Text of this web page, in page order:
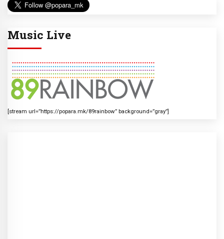
Music Live
[stream url=”https://popara.mk/89rainbow” background=”gray”]